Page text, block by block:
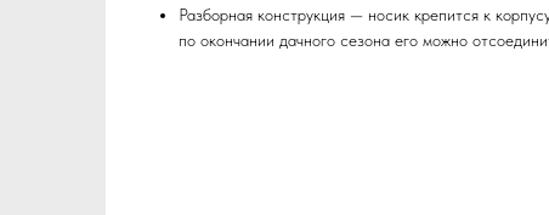
Разборная конструкция — носик крепится к
по окончании дачного сезона его можно